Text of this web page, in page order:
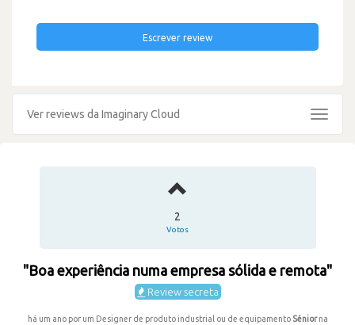
Escrever review
Ver reviews da Imaginary Cloud
Toggle
2
Votos
"Boa experiência numa empresa sólida e remota"
Review secreta
há um ano por um Designer de produto industrial ou de equipamento Séniorna